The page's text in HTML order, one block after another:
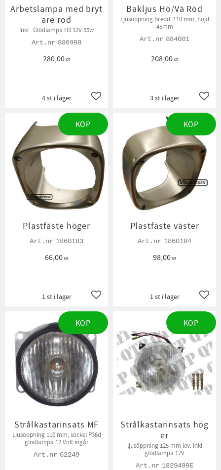
Arbetslampa med bryt
are röd
Inkl . Glödlampa H3 12V 55w
886998
280,00KR
Lägg till i favoriter
4 st i lager
Bakljus Hö/Vä Röd
Ljusöppning bredd: 110 mm, höjd
45mm
884001
208,00KR
3 st i lager
Plastfäste höger
1860183
66,00KR
Lägg till i favoriter
1 st i lager
KÖP
Plastfäste väster
1860184
98,00KR
1 st i lager
KÖP
Strålkastarinsats MF
Ljusöppning 110 mm, sockel P36d
glödlampa 12 Volt ingår
62249
KÖP
Strålkastarinsats hög
er
ljusöppning 125 mm lev. inkl
glödlampa 12V
1829499E
KÖP